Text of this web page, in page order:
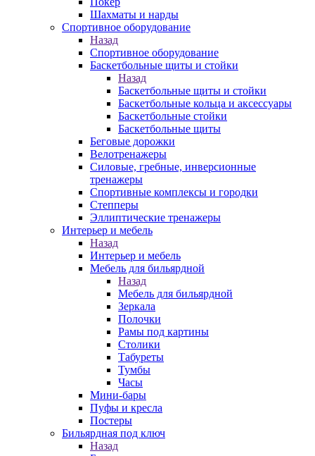
Шахматы и нарды
Спортивное оборудование
Назад
Спортивное оборудование
Баскетбольные щиты и стойки
Назад
Баскетбольные щиты и стойки
Баскетбольные кольца и аксессуары
Баскетбольные стойки
Баскетбольные щиты
Беговые дорожки
Велотренажеры
Силовые, гребные, инверсионные
тренажеры
Спортивные комплексы и городки
Степперы
Эллиптические тренажеры
Интерьер и мебель
Назад
Интерьер и мебель
Мебель для бильярдной
Назад
Мебель для бильярдной
Зеркала
Полочки
Рамы под картины
Столики
Табуреты
Тумбы
Часы
Мини-бары
Пуфы и кресла
Постеры
Бильярдная под ключ
Назад